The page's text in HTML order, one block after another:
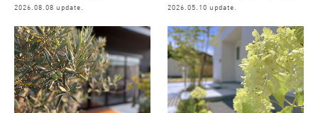
2026.08.08 update. 2026.05.10 update.